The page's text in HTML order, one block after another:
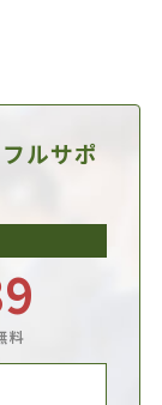
フルサポ
料